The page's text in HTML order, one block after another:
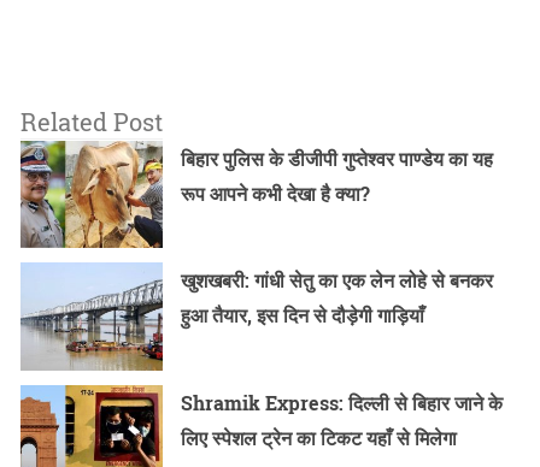
Related Post
बिहार पुलिस के डीजीपी गुप्तेश्वर पाण्डेय का यह
रूप आपने कभी देखा है क्या?
खुशखबरी: गांधी सेतु का एक लेन लोहे से बनकर
हुआ तैयार, इस दिन से दौड़ेगी गाड़ियाँ
Shramik Express: दिल्ली से बिहार जाने के
लिए स्पेशल ट्रेन का टिकट यहाँ से मिलेगा